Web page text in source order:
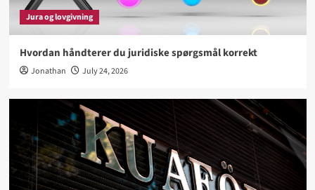
besøgende
4
Hvad bør du vide før køb af ny familiebil
5
Sport og hobby
Hvad gør en aktiv livsstil lettere at fastholde
Jura og lovgivning
Hvordan håndterer du juridiske spørgsmål korrekt
Jonathan July 24, 2026